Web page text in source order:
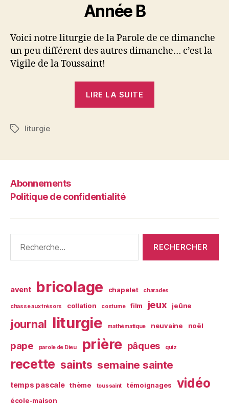
Année B
Voici notre liturgie de la Parole de ce dimanche
un peu différent des autres dimanche… c’est la
Vigile de la Toussaint!
LIRE LA SUITE
de
Étiquettes
liturgie
Abonnements
Politique de confidentialité
avent bricolage chapelet charades
chasse aux trésors collation costume film jeux jeûne
journal liturgie mathématique neuvaine noël
pape parole de Dieu prière pâques quiz
recette saints semaine sainte
temps pascale thème toussaint témoignages vidéo
école-maison